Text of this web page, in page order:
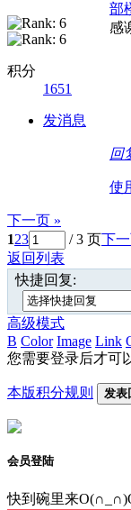
积分
1651
发消息
部
感
回
使
下一页 »
123 / 3 页下
返回列表
快捷回复:
高级模式
B Color Image Link
您需要登录后才可
本版积分规则 发表
会员登陆
快到碗里来